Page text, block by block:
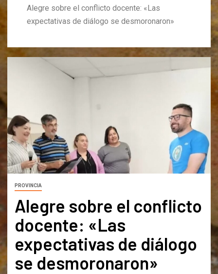
Alegre sobre el conflicto docente: «Las
expectativas de diálogo se desmoronaron»
PROVINCIA
Alegre sobre el conflicto
docente: «Las
expectativas de diálogo
se desmoronaron»